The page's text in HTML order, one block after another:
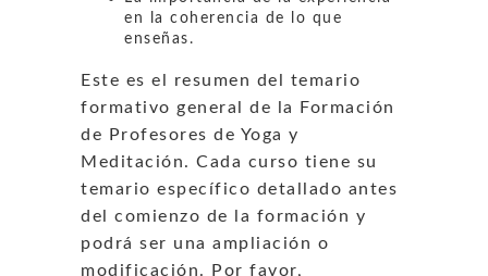
en la coherencia de lo que
enseñas.
Este es el resumen del temario
formativo general de la Formación
de Profesores de Yoga y
Meditación. Cada curso tiene su
temario específico detallado antes
del comienzo de la formación y
podrá ser una ampliación o
modificación. Por favor,